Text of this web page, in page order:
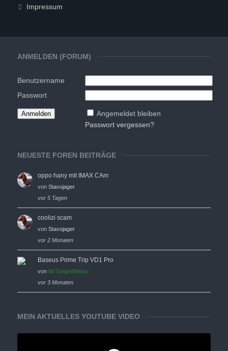
ANMELDEN (FORUM)
Benutzername
Passwort
Angemeldet bleiben
Passwort vergessen?
NEUESTE FOREN BEITRÄGE
oppo hany mit IMAX CAm
von Stavojager
vor 5 Tagen
coolizi scam
von Stavojager
vor 2 Monaten
Baseus Prime Trip VD1 Pro
von MrTangoWhisky
vor 3 Monaten
MEIN AKTUELLES YOUTUBE VIDEO
Impressum